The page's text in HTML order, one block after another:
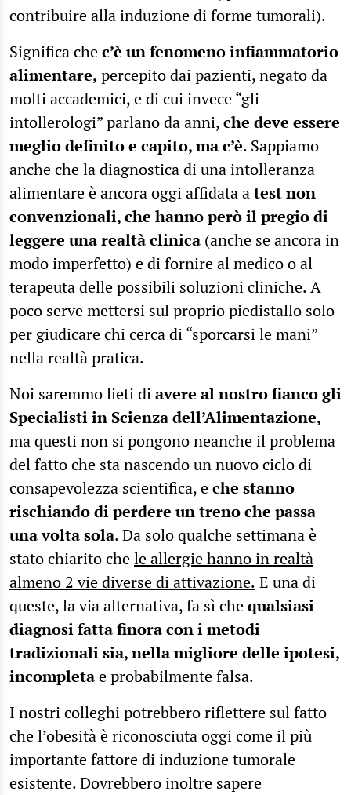
contribuire alla induzione di forme tumorali).
Significa chec’è un fenomeno infiammatorio
alimentare, percepito dai pazienti, negato da
molti accademici, e di cui invece “gli
intollerologi” parlano da anni,che deve essere
meglio definito e capito, ma c’è. Sappiamo
anche che la diagnostica di una intolleranza
alimentare è ancora oggi affidata atest non
convenzionali, che hanno però il pregio di
leggere una realtà clinica (anche se ancora in
modo imperfetto) e di fornire al medico o al
terapeuta delle possibili soluzioni cliniche. A
poco serve mettersi sul proprio piedistallo solo
per giudicare chi cerca di “sporcarsi le mani”
nella realtà pratica.
Noi saremmo lieti diavere al nostro fianco gli
Specialisti in Scienza dell’Alimentazione,
ma questi non si pongono neanche il problema
del fatto che sta nascendo un nuovo ciclo di
consapevolezza scientifica, eche stanno
rischiando di perdere un treno che passa
una volta sola. Da solo qualche settimana è
stato chiarito chele allergie hanno in realtà
almeno 2 vie diverse di attivazione. E una di
queste, la via alternativa, fa sì chequalsiasi
diagnosi fatta finora con i metodi
tradizionali sia, nella migliore delle ipotesi,
incompletae probabilmente falsa.
I nostri colleghi potrebbero riflettere sul fatto
che l’obesità è riconosciuta oggi come il più
importante fattore di induzione tumorale
esistente. Dovrebbero inoltre sapere